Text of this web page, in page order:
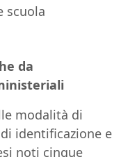
scuola
da
modalità di
identificazione e
noti cinque